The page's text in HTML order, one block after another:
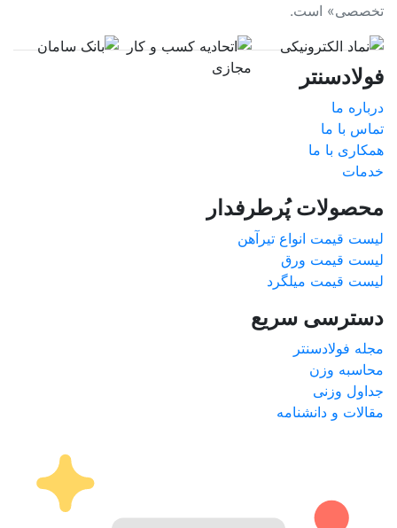
تخصصی» است.
فولادسنتر
درباره ما
تماس با ما
همکاری با ما
خدمات
محصولات پُرطرفدار
لیست قیمت انواع تیرآهن
لیست قیمت ورق
لیست قیمت میلگرد
دسترسی سریع
مجله فولادسنتر
محاسبه وزن
جداول وزنی
مقالات و دانشنامه